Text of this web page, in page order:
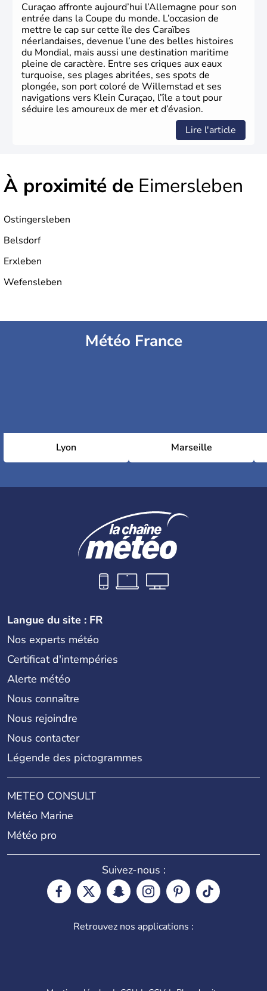
Curaçao affronte aujourd’hui l’Allemagne pour son
entrée dans la Coupe du monde. L’occasion de
mettre le cap sur cette île des Caraïbes
néerlandaises, devenue l’une des belles histoires
du Mondial, mais aussi une destination maritime
pleine de caractère. Entre ses criques aux eaux
turquoise, ses plages abritées, ses spots de
plongée, son port coloré de Willemstad et ses
navigations vers Klein Curaçao, l’île a tout pour
séduire les amoureux de mer et d’évasion.
Lire l'article
À proximité de Eimersleben
Ostingersleben
Belsdorf
Erxleben
Wefensleben
Météo France
Lyon Marseille
Langue du site : FR
Nos experts météo
Certificat d'intempéries
Alerte météo
Nous connaître
Nous rejoindre
Nous contacter
Légende des pictogrammes
METEO CONSULT
Météo Marine
Météo pro
Suivez-nous :
Retrouvez nos applications :